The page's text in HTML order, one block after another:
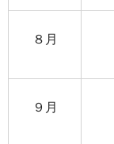
８月
９月